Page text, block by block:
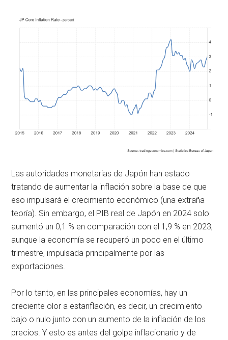
Las autoridades monetarias de Japón han estado
tratando de aumentar la inflación sobre la base de que
eso impulsará el crecimiento económico (una extraña
teoría). Sin embargo, el PIB real de Japón en 2024 solo
aumentó un 0,1 % en comparación con el 1,9 % en 2023,
aunque la economía se recuperó un poco en el último
trimestre, impulsada principalmente por las
exportaciones.
Por lo tanto, en las principales economías, hay un
creciente olor a estanflación, es decir, un crecimiento
bajo o nulo junto con un aumento de la inflación de los
precios. Y esto es antes del golpe inflacionario y de